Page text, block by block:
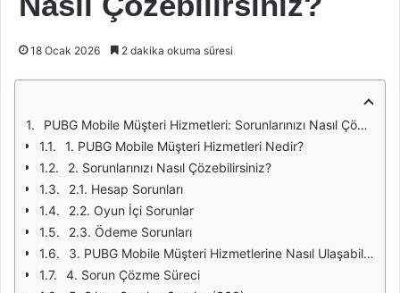
18 Ocak 2026 2 dakika okuma süresi
PUBG Mobile Müşteri Hizmetleri: Sorunlarınızı Nasıl Çözebilirsiniz?
1. PUBG Mobile Müşteri Hizmetleri Nedir?
2. Sorunlarınızı Nasıl Çözebilirsiniz?
2.1. Hesap Sorunları
2.2. Oyun İçi Sorunlar
2.3. Ödeme Sorunları
3. PUBG Mobile Müşteri Hizmetlerine Nasıl Ulaşabilirsiniz?
4. Sorun Çözme Süreci